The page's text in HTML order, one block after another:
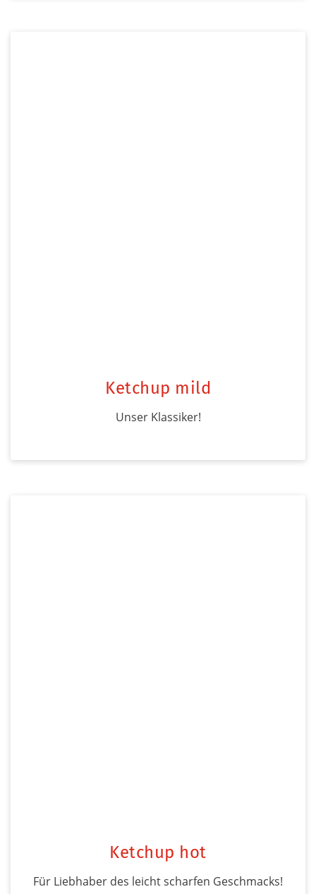
Ketchup mild
Unser Klassiker!
Ketchup hot
Für Liebhaber des leicht scharfen Geschmacks!